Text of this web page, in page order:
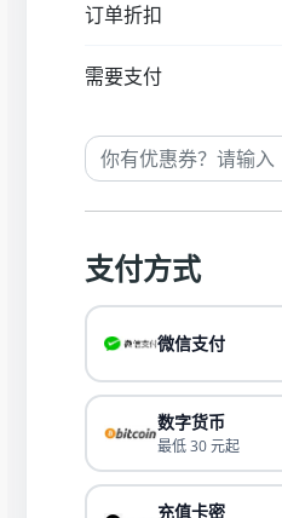
订单折扣
需要支付
支付方式
微信支付
数字货币
最低 30 元起
充值卡密